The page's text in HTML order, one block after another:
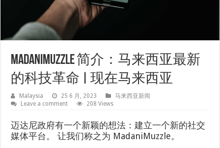
MadaniMuzzle 简介：马来西亚最新
的科技革命 | 现在马来西亚
Malaysia 25 6 月, 2023
马来西亚新闻
Leave a comment
208 Views
迈达尼政府有一个新颖的想法：建立一个新的社交
媒体平台。 让我们称之为 MadaniMuzzle。